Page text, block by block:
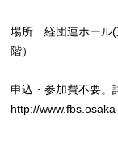
場所 経団連ホール(
階）
申込・参加費不要。
http://